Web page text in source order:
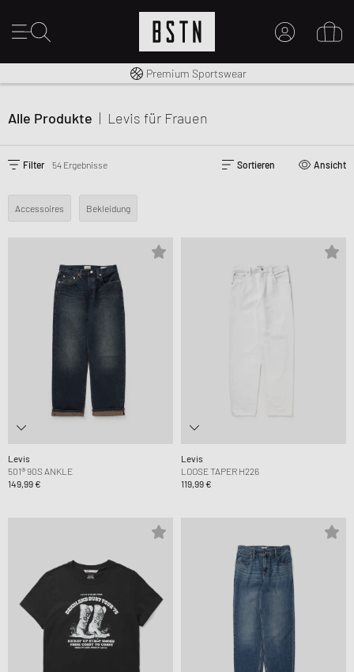
EINEN ACCOUNT ERSTELLEN
Kostenloser Versand nach DE ab € 70
Premium Sportswear
14 Tage Rückgaberecht
Alle Produkte | Levis für Frauen
Filter 54 Ergebnisse Sortieren Ansicht
Accessoires Bekleidung
Levis
501® 90S ANKLE
149,99 €
Levis
LOOSE TAPER H226
119,99 €